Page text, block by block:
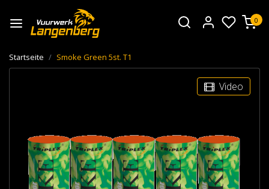
0
Startseite Smoke Green 5st. T1
Video